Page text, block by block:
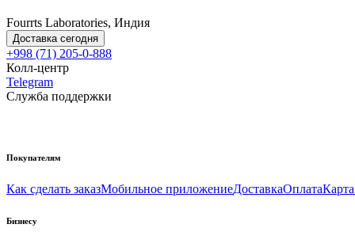
Fourrts Laboratories, Индия
Доставка сегодня
+998 (71) 205-0-888
Колл-центр
Telegram
Служба поддержки
Покупателям
Как сделать заказМобильное приложениеДоставкаОплата
Бизнесу